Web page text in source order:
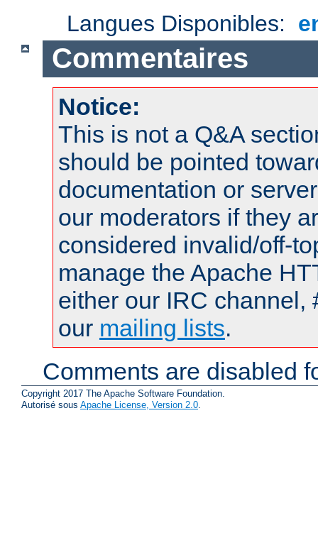
Langues Disponibles:
Commentaires
Notice:
This is not a Q&A
should be pointed
documentation or
our moderators if they
considered invalid/off-
manage the Apache
either our IRC channel,
our mailing lists.
Comments are disabled
Copyright 2017 The Apache Software Foundation.
Autorisé sous Apache License, Version 2.0